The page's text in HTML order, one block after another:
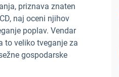
priznava znaten
naj oceni njihov
poplav. Vendar
to veliko tveganje za
gospodarske